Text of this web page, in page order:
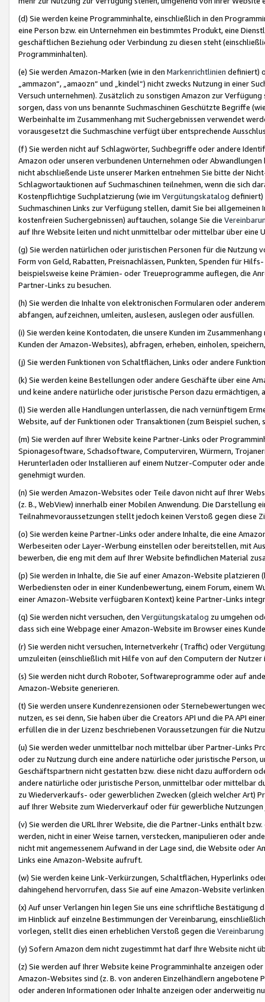
(d) Sie werden keine Programminhalte, einschließlich in den
eine Person bzw. ein Unternehmen ein bestimmtes Produkt, eine
geschäftlichen Beziehung oder Verbindung zu diesen steht
Programminhalten).
(e) Sie werden Amazon-Marken (wie in den Markenrichtlinien definiert)
„ammazon“, „amaozn“ und „kindel“) nicht zwecks Nutzung in einer
Versuch unternehmen). Zusätzlich zu sonstigen Amazon zur
sorgen, dass von uns benannte Suchmaschinen Geschützte Begriffe
Werbeinhalte im Zusammenhang mit Suchergebnissen verwendet
vorausgesetzt die Suchmaschine verfügt über entsprechende
(f) Sie werden nicht auf Schlagwörter, Suchbegriffe oder andere
Amazon oder unseren verbundenen Unternehmen oder
nicht abschließende Liste unserer Marken entnehmen Sie bitte der
Schlagwortauktionen auf Suchmaschinen teilnehmen, wenn die sich
Kostenpflichtige Suchplatzierung (wie im Vergütungskatalog definiert)
Suchmaschinen Links zur Verfügung stellen, damit Sie bei
kostenfreien Suchergebnissen) auftauchen, solange Sie die
auf Ihre Website leiten und nicht unmittelbar oder mittelbar über eine
(g) Sie werden natürlichen oder juristischen Personen für die Nutzung
Form von Geld, Rabatten, Preisnachlässen, Punkten, Spenden für
beispielsweise keine Prämien- oder Treueprogramme auflegen, die
Partner-Links zu besuchen.
(h) Sie werden die Inhalte von elektronischen Formularen oder
abfangen, aufzeichnen, umleiten, auslesen, auslegen oder ausfüllen.
(i) Sie werden keine Kontodaten, die unsere Kunden im
Kunden der Amazon-Websites), abfragen, erheben, einholen,
(j) Sie werden Funktionen von Schaltflächen, Links oder andere
(k) Sie werden keine Bestellungen oder andere Geschäfte über eine
und keine andere natürliche oder juristische Person dazu
(l) Sie werden alle Handlungen unterlassen, die nach vernünftigem
Website, auf der Funktionen oder Transaktionen (zum Beispiel
(m) Sie werden auf Ihrer Website keine Partner-Links oder
Spionagesoftware, Schadsoftware, Computerviren, Würmern,
Herunterladen oder Installieren auf einem Nutzer-Computer oder
genehmigt wurden.
(n) Sie werden Amazon-Websites oder Teile davon nicht auf Ihrer
(z. B., WebView) innerhalb einer Mobilen Anwendung. Die Darstellung
Teilnahmevoraussetzungen stellt jedoch keinen Verstoß gegen diese
(o) Sie werden keine Partner-Links oder andere Inhalte, die eine
Werbeseiten oder Layer-Werbung einstellen oder bereitstellen, mit
bewerben, die eng mit dem auf Ihrer Website befindlichen Material
(p) Sie werden in Inhalte, die Sie auf einer Amazon-Website
Werbediensten oder in einer Kundenbewertung, einem Forum, einem
einer Amazon-Website verfügbaren Kontext) keine Partner-Links
(q) Sie werden nicht versuchen, den Vergütungskatalog zu umgehen
dass sich eine Webpage einer Amazon-Website im Browser eines
(r) Sie werden nicht versuchen, Internetverkehr (Traffic) oder
umzuleiten (einschließlich mit Hilfe von auf den Computern der
(s) Sie werden nicht durch Roboter, Softwareprogramme oder auf
Amazon-Website generieren.
(t) Sie werden unsere Kundenrezensionen oder Sternebewertungen
nutzen, es sei denn, Sie haben über die Creators API und die PA API
erfüllen die in der Lizenz beschriebenen Voraussetzungen für die
(u) Sie werden weder unmittelbar noch mittelbar über Partner-Links
oder zu Nutzung durch eine andere natürliche oder juristische
Geschäftspartnern nicht gestatten bzw. diese nicht dazu auffordern
andere natürliche oder juristische Person, unmittelbar oder mittelbar
zu Wiederverkaufs- oder gewerblichen Zwecken (gleich welcher Art)
auf Ihrer Website zum Wiederverkauf oder für gewerbliche
(v) Sie werden die URL Ihrer Website, die die Partner-Links enthält
werden, nicht in einer Weise tarnen, verstecken, manipulieren oder
nicht mit angemessenem Aufwand in der Lage sind, die Website oder
Links eine Amazon-Website aufruft.
(w) Sie werden keine Link-Verkürzungen, Schaltflächen, Hyperlinks
dahingehend hervorrufen, dass Sie auf eine Amazon-Website
(x) Auf unser Verlangen hin legen Sie uns eine schriftliche
im Hinblick auf einzelne Bestimmungen der Vereinbarung,
vorlegen, stellt dies einen erheblichen Verstoß gegen die Vereinbarung
(y) Sofern Amazon dem nicht zugestimmt hat darf Ihre Website nicht
(z) Sie werden auf Ihrer Website keine Programminhalte anzeigen
Amazon-Websites sind (z. B. von anderen Einzelhändlern
oder anderen Informationen oder Inhalte anzeigen oder anderweitig